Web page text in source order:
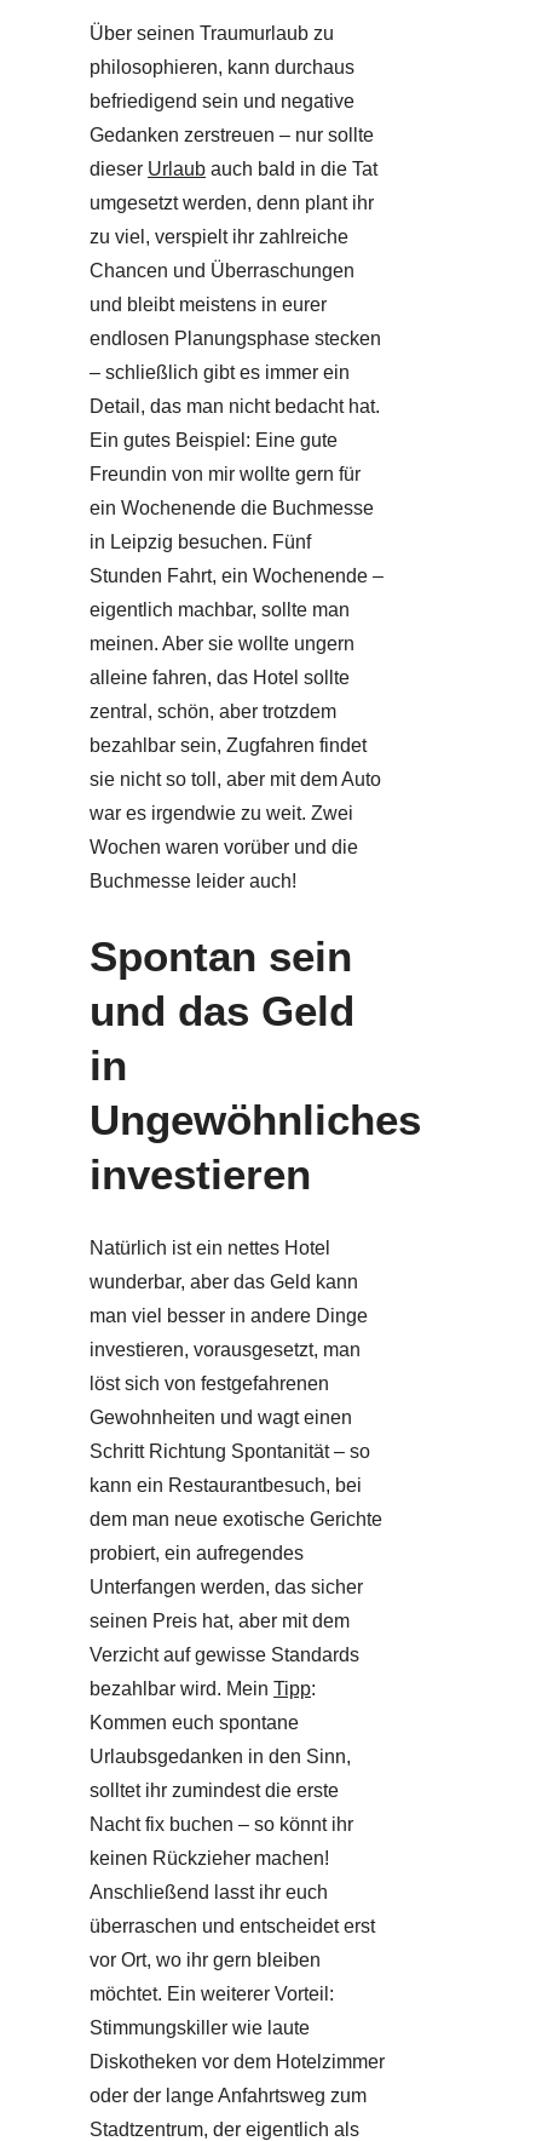
Über seinen Traumurlaub zu
philosophieren, kann durchaus
befriedigend sein und negative
Gedanken zerstreuen – nur sollte
dieser Urlaub auch bald in die Tat
umgesetzt werden, denn plant ihr
zu viel, verspielt ihr zahlreiche
Chancen und Überraschungen
und bleibt meistens in eurer
endlosen Planungsphase stecken
– schließlich gibt es immer ein
Detail, das man nicht bedacht hat.
Ein gutes Beispiel: Eine gute
Freundin von mir wollte gern für
ein Wochenende die Buchmesse
in Leipzig besuchen. Fünf
Stunden Fahrt, ein Wochenende –
eigentlich machbar, sollte man
meinen. Aber sie wollte ungern
alleine fahren, das Hotel sollte
zentral, schön, aber trotzdem
bezahlbar sein, Zugfahren findet
sie nicht so toll, aber mit dem Auto
war es irgendwie zu weit. Zwei
Wochen waren vorüber und die
Buchmesse leider auch!
Spontan sein
und das Geld
in
Ungewöhnliches
investieren
Natürlich ist ein nettes Hotel
wunderbar, aber das Geld kann
man viel besser in andere Dinge
investieren, vorausgesetzt, man
löst sich von festgefahrenen
Gewohnheiten und wagt einen
Schritt Richtung Spontanität – so
kann ein Restaurantbesuch, bei
dem man neue exotische Gerichte
probiert, ein aufregendes
Unterfangen werden, das sicher
seinen Preis hat, aber mit dem
Verzicht auf gewisse Standards
bezahlbar wird. Mein Tipp:
Kommen euch spontane
Urlaubsgedanken in den Sinn,
solltet ihr zumindest die erste
Nacht fix buchen – so könnt ihr
keinen Rückzieher machen!
Anschließend lasst ihr euch
überraschen und entscheidet erst
vor Ort, wo ihr gern bleiben
möchtet. Ein weiterer Vorteil:
Stimmungskiller wie laute
Diskotheken vor dem Hotelzimmer
oder der lange Anfahrtsweg zum
Stadtzentrum, der eigentlich als